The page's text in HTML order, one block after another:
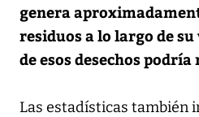
genera
residuos a lo largo de
de esos desechos
Las estadísticas también